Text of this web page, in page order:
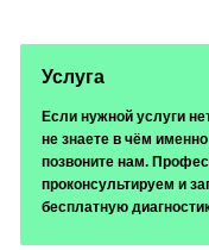
Услуга
Если нужной услуги
не знаете в чём
позвоните нам.
проконсультируем и
бесплатную